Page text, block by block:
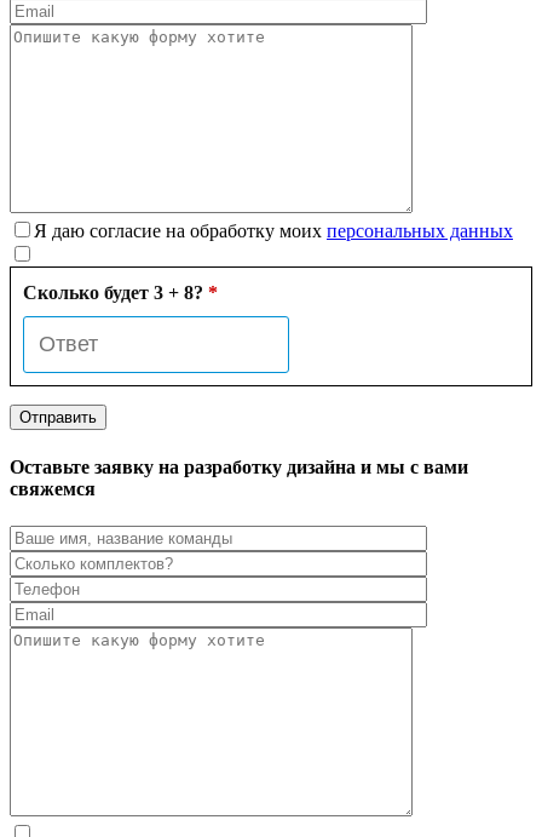
Я даю согласие на обработку моих персональных данных
Сколько будет 3 + 8? *
Оставьте заявку на разработку дизайна и мы с вами
свяжемся